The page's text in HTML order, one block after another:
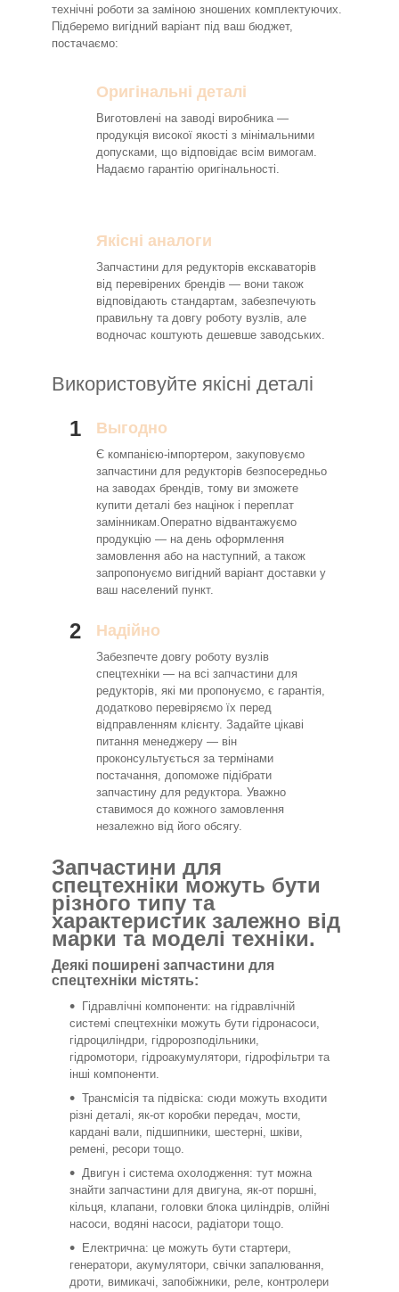
технічні роботи за заміною зношених комплектуючих.
Підберемо вигідний варіант під ваш бюджет,
постачаємо:
Оригінальні деталі
Виготовлені на заводі виробника —
продукція високої якості з мінімальними
допусками, що відповідає всім вимогам.
Надаємо гарантію оригінальності.
Якісні аналоги
Запчастини для редукторів екскаваторів
від перевірених брендів — вони також
відповідають стандартам, забезпечують
правильну та довгу роботу вузлів, але
водночас коштують дешевше заводських.
Використовуйте якісні деталі
1 Выгодно
Є компанією-імпортером, закуповуємо
запчастини для редукторів безпосередньо
на заводах брендів, тому ви зможете
купити деталі без націнок і переплат
замінникам.Оператно відвантажуємо
продукцію — на день оформлення
замовлення або на наступний, а також
запропонуємо вигідний варіант доставки у
ваш населений пункт.
2 Надійно
Забезпечте довгу роботу вузлів
спецтехніки — на всі запчастини для
редукторів, які ми пропонуємо, є гарантія,
додатково перевіряємо їх перед
відправленням клієнту. Задайте цікаві
питання менеджеру — він
проконсультується за термінами
постачання, допоможе підібрати
запчастину для редуктора. Уважно
ставимося до кожного замовлення
незалежно від його обсягу.
Запчастини для
спецтехніки можуть бути
різного типу та
характеристик залежно від
марки та моделі техніки.
Деякі поширені запчастини для
спецтехніки містять:
Гідравлічні компоненти: на гідравлічній
системі спецтехніки можуть бути гідронасоси,
гідроциліндри, гідророзподільники,
гідромотори, гідроакумулятори, гідрофільтри та
інші компоненти.
Трансмісія та підвіска: сюди можуть входити
різні деталі, як-от коробки передач, мости,
кардані вали, підшипники, шестерні, шківи,
ремені, ресори тощо.
Двигун і система охолодження: тут можна
знайти запчастини для двигуна, як-от поршні,
кільця, клапани, головки блока циліндрів, олійні
насоси, водяні насоси, радіатори тощо.
Електрична: це можуть бути стартери,
генератори, акумулятори, свічки запалювання,
дроти, вимикачі, запобіжники, реле, контролери